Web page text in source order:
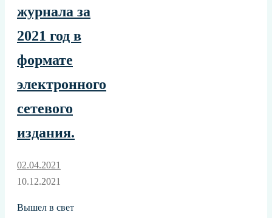
журнала за
2021 год в
формате
электронного
сетевого
издания.
02.04.2021
10.12.2021
Вышел в свет